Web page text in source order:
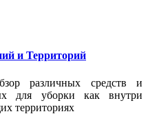
и Территорий
различных средств и
для уборки как внутри
территориях